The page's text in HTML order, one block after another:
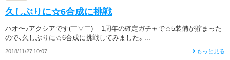
久しぶりに☆6合成に挑戦
ハオ〜♪アクシアです(￣▽￣)ゞ 1周年の確定ガチャで☆5装備が貯まった
ので、久しぶりに☆6合成に挑戦してみました。...
2018/11/27 10:07 もっと見る